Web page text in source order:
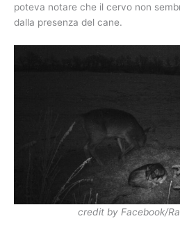
poteva notare che il cervo non
dalla presenza del cane.
credit by Facebook/